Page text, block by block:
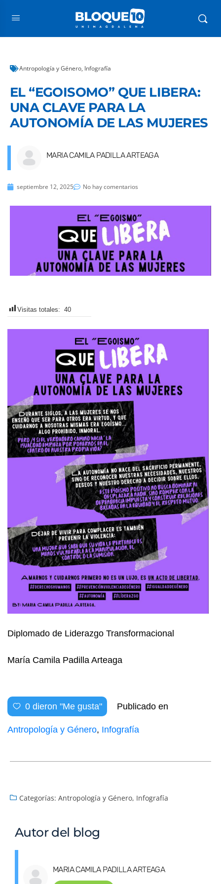
Antropología y Género, Infografía
EL “EGOISOMO” QUE LIBERA:
UNA CLAVE PARA LA
AUTONOMÍA DE LAS MUJERES
MARIA CAMILA PADILLA ARTEAGA
septiembre 12, 2025 No hay comentarios
Visitas totales: 40
Diplomado de Liderazgo Transformacional
María Camila Padilla Arteaga
0 dieron "Me gusta" Publicado en
Antropología y Género, Infografía
Categorías: Antropología y Género, Infografía
Autor del blog
MARIA CAMILA PADILLA ARTEAGA